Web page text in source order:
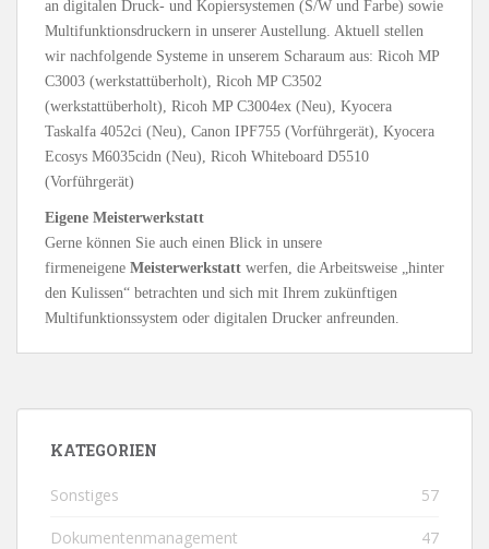
an digitalen Druck- und Kopiersystemen (S/W und Farbe) sowie
Multifunktionsdruckern in unserer Austellung. Aktuell stellen
wir nachfolgende Systeme in unserem Scharaum aus: Ricoh MP
C3003 (werkstattüberholt), Ricoh MP C3502
(werkstattüberholt), Ricoh MP C3004ex (Neu), Kyocera
Taskalfa 4052ci (Neu), Canon IPF755 (Vorführgerät), Kyocera
Ecosys M6035cidn (Neu), Ricoh Whiteboard D5510
(Vorführgerät)
Eigene Meisterwerkstatt
Gerne können Sie auch einen Blick in unsere
firmeneigene Meisterwerkstatt werfen, die Arbeitsweise „hinter
den Kulissen“ betrachten und sich mit Ihrem zukünftigen
Multifunktionssystem oder digitalen Drucker anfreunden.
KATEGORIEN
Sonstiges 57
Dokumentenmanagement 47